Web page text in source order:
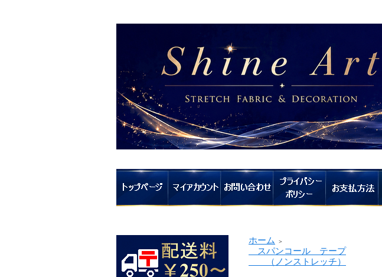
ホーム ＞
スパンコール テープ
（ノンストレッチ）